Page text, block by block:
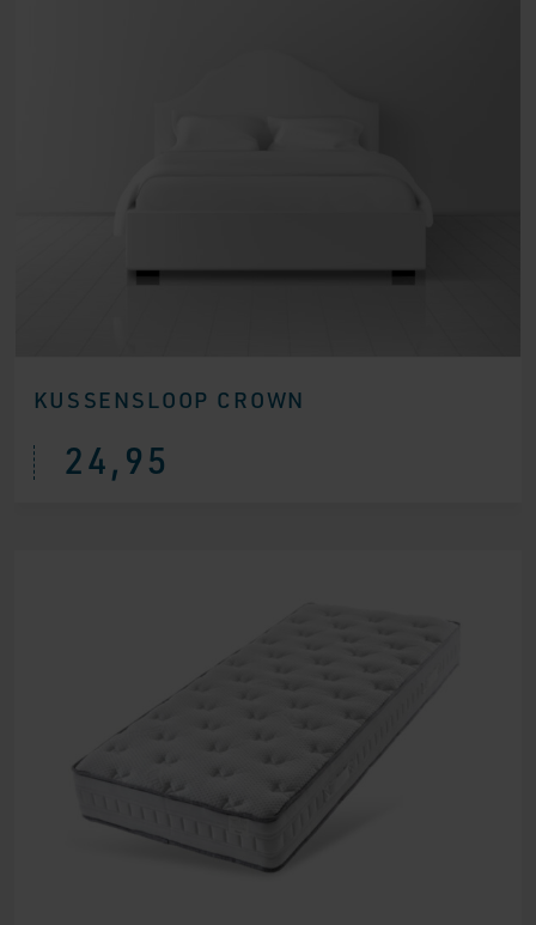
KUSSENSLOOP CROWN
24,95